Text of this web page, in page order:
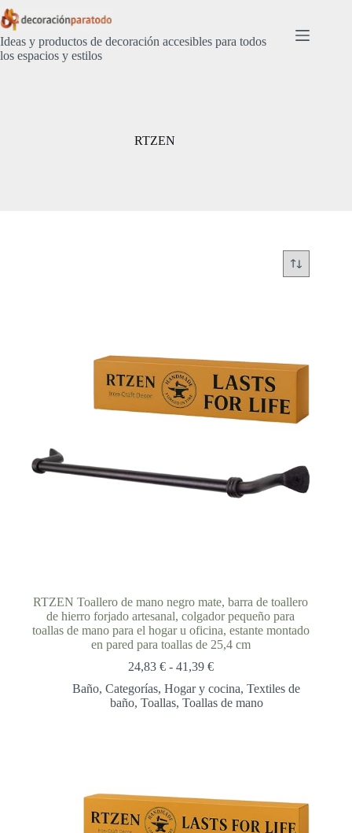
Saltar
al
contenido
Ideas y productos de decoración accesibles para todos
los espacios y estilos
RTZEN
RTZEN Toallero de mano negro mate, barra de toallero
de hierro forjado artesanal, colgador pequeño para
toallas de mano para el hogar u oficina, estante montado
en pared para toallas de 25,4 cm
24,83 € - 41,39 €Rango
precios:
desde
Baño,Categorías,Hogar y cocina,Textiles de
baño, Toallas, Toallas de mano